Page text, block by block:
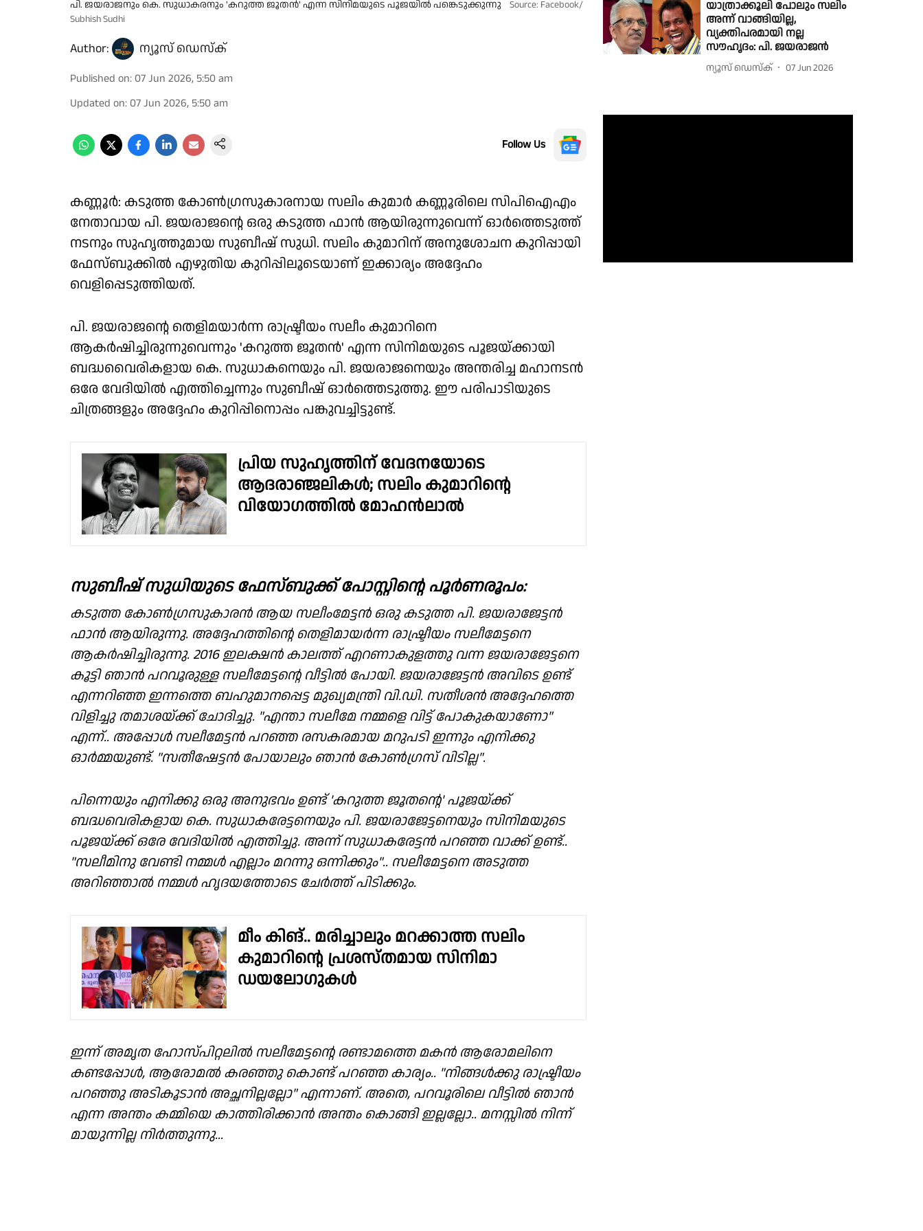
പി. ജയരാജനും കെ. സുധാകരനും 'കറുത്ത ജൂതൻ' എന്ന സിനിമയുടെ പൂജയിൽ പങ്കെടുക്കുന്നു
Source: Facebook/
Subhish Sudhi
Author: ന്യൂസ് ഡെസ്ക്
Published on: 07 Jun 2026, 5:50 am
Updated on: 07 Jun 2026, 5:50 am
Follow Us
കണ്ണൂർ: കടുത്ത കോൺഗ്രസുകാരനായ സലിം കുമാർ കണ്ണൂരിലെ സിപിഐഎം
നേതാവായ പി. ജയരാജൻ്റെ ഒരു കടുത്ത ഫാൻ ആയിരുന്നുവെന്ന് ഓർത്തെടുത്ത്
നടനും സുഹൃത്തുമായ സുബീഷ് സുധി. സലിം കുമാറിന് അനുശോചന കുറിപ്പായി
ഫേസ്ബുക്കിൽ എഴുതിയ കുറിപ്പിലൂടെയാണ് ഇക്കാര്യം അദ്ദേഹം
വെളിപ്പെടുത്തിയത്.
പി. ജയരാജൻ്റെ തെളിമയാർന്ന രാഷ്ട്രീയം സലീം കുമാറിനെ
ആകർഷിച്ചിരുന്നുവെന്നും 'കറുത്ത ജൂതൻ' എന്ന സിനിമയുടെ പൂജയ്ക്കായി
ബദ്ധവൈരികളായ കെ. സുധാകനെയും പി. ജയരാജനെയും അന്തരിച്ച മഹാനടൻ
ഒരേ വേദിയിൽ എത്തിച്ചെന്നും സുബീഷ് ഓർത്തെടുത്തു. ഈ പരിപാടിയുടെ
ചിത്രങ്ങളും അദ്ദേഹം കുറിപ്പിനൊപ്പം പങ്കുവച്ചിട്ടുണ്ട്.
പ്രിയ സുഹൃത്തിന്‌ വേദനയോടെ
ആദരാഞ്ജലികൾ; സലിം കുമാറിൻ്റെ
വിയോഗത്തിൽ മോഹൻലാൽ
സുബീഷ് സുധിയുടെ ഫേസ്ബുക്ക് പോസ്റ്റിൻ്റെ പൂർണരൂപം:
കടുത്ത കോൺഗ്രസുകാരൻ ആയ സലീംമേട്ടൻ ഒരു കടുത്ത പി. ജയരാജേട്ടൻ
ഫാൻ ആയിരുന്നു. അദ്ദേഹത്തിന്റെ തെളിമായർന്ന രാഷ്ട്രീയം സലീമേട്ടനെ
ആകർഷിച്ചിരുന്നു. 2016 ഇലക്ഷൻ കാലത്ത് എറണാകുളത്തു വന്ന ജയരാജേട്ടനെ
കൂട്ടി ഞാൻ പറവൂരുള്ള സലീമേട്ടന്റെ വീട്ടിൽ പോയി. ജയരാജേട്ടൻ അവിടെ ഉണ്ട്
എന്നറിഞ്ഞ ഇന്നത്തെ ബഹുമാനപ്പെട്ട മുഖ്യമന്ത്രി വി.ഡി. സതീശൻ അദ്ദേഹത്തെ
വിളിച്ചു തമാശയ്ക്ക് ചോദിച്ചു. "എന്താ സലീമേ നമ്മളെ വിട്ട് പോകുകയാണോ"
എന്ന്.. അപ്പോൾ സലീമേട്ടൻ പറഞ്ഞ രസകരമായ മറുപടി ഇന്നും എനിക്കു
ഓർമ്മയുണ്ട്. "സതീഷേട്ടൻ പോയാലും ഞാൻ കോൺഗ്രസ്‌ വിടില്ല".
പിന്നെയും എനിക്കു ഒരു അനുഭവം ഉണ്ട് 'കറുത്ത ജൂതൻ്റെ' പൂജയ്ക്ക്‌
ബദ്ധവെരികളായ കെ. സുധാകരേട്ടനെയും പി. ജയരാജേട്ടനെയും സിനിമയുടെ
പൂജയ്ക്ക്‌ ഒരേ വേദിയിൽ എത്തിച്ചു. അന്ന് സുധാകരേട്ടൻ പറഞ്ഞ വാക്ക് ഉണ്ട്..
"സലീമിനു വേണ്ടി നമ്മൾ എല്ലാം മറന്നു ഒന്നിക്കും".. സലീമേട്ടനെ അടുത്ത
അറിഞ്ഞാൽ നമ്മൾ ഹൃദയത്തോടെ ചേർത്ത് പിടിക്കും.
മീം കിങ്.. മരിച്ചാലും മറക്കാത്ത സലിം
കുമാറിൻ്റെ പ്രശസ്തമായ സിനിമാ
ഡയലോഗുകൾ
ഇന്ന് അമൃത ഹോസ്പിറ്റലിൽ സലീമേട്ടന്റെ രണ്ടാമത്തെ മകൻ ആരോമലിനെ
കണ്ടപ്പോൾ, ആരോമൽ കരഞ്ഞു കൊണ്ട് പറഞ്ഞ കാര്യം.. "നിങ്ങൾക്കു രാഷ്ട്രീയം
പറഞ്ഞു അടികൂടാൻ അച്ഛനില്ലല്ലോ" എന്നാണ്. അതെ, പറവൂരിലെ വീട്ടിൽ ഞാൻ
എന്ന അന്തം കമ്മിയെ കാത്തിരിക്കാൻ അന്തം കൊങ്ങി ഇല്ലല്ലോ.. മനസ്സിൽ നിന്ന്
മായുന്നില്ല നിർത്തുന്നു...
യാത്രാക്കൂലി പോലും സലിം
അന്ന് വാങ്ങിയില്ല,
വ്യക്തിപരമായി നല്ല
സൗഹൃദം: പി. ജയരാജൻ
ന്യൂസ് ഡെസ്ക് 07 Jun 2026